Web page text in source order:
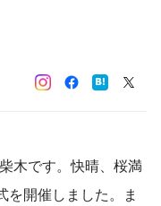
木です。快晴、桜満
を開催しました。ま